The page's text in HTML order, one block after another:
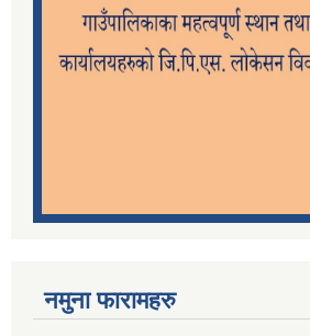
नमुना फारामहरु